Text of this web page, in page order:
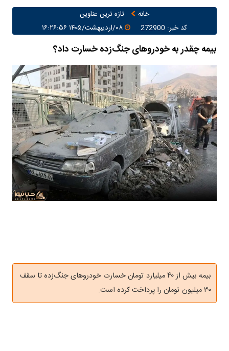
خانه
تازه ترین عناوین
کد خبر: 272900
۰۸/اردیبهشت/۱۴۰۵ ۱۶:۲۶:۵۶
بیمه چقدر به خودروهای جنگ‌زده خسارت داد؟
بیمه بیش از ۴۰ میلیارد تومان خسارت خودروهای جنگ‌زده تا سقف
۳۰ میلیون تومان را پرداخت کرده است.